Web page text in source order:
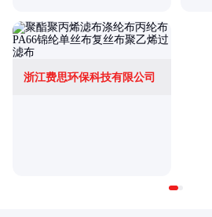
浙江费思环保科技有限公司